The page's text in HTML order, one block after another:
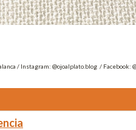
/ Instagram: @ojoalplato.blog / Facebook: